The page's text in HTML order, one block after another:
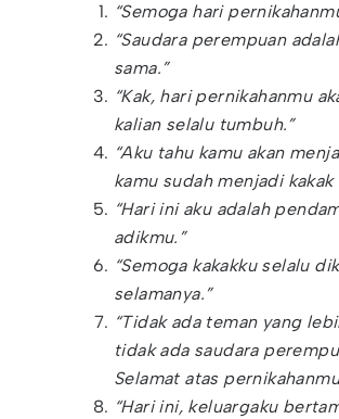
“Semoga hari
“Saudara perempuan
sama.”
“Kak, hari pernikahanmu
kalian selalu tumbuh.”
“Aku tahu kamu akan
kamu sudah menjadi
“Hari ini aku adalah
adikmu.”
“Semoga kakakku selalu
selamanya.”
“Tidak ada teman yang
tidak ada saudara
Selamat atas
“Hari ini, keluargaku